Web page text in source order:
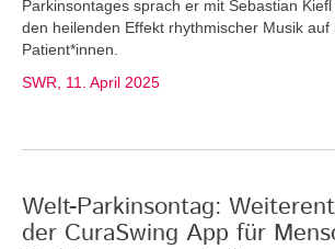
Parkinsontages sprach er mit Sebastian
den heilenden Effekt rhythmischer Musik auf
Patient*innen.
SWR, 11. April 2025
Welt-Parkinsontag:
der CuraSwing App für